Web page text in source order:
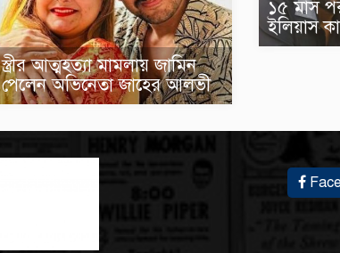
স্ত্রীর আত্মহত্যা মামলায় জামিন
পেলেন অভিনেতা জাহের আলভী
১৫ মাস
ইলিয়াস